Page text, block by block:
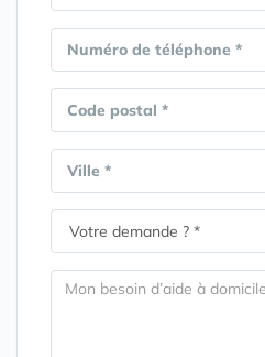
Numéro de téléphone *
Code postal *
Ville *